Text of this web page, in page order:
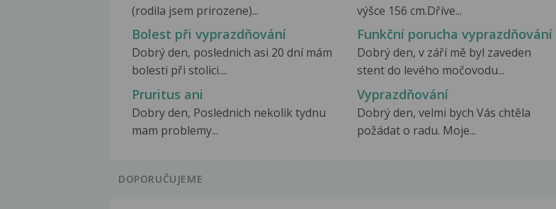
(rodila jsem prirozene)...
výšce 156 cm.Dříve...
Bolest při vyprazdňování
Dobrý den, poslednich asi 20 dní mám
bolesti při stolici....
Funkční porucha vyprazdňování
Dobrý den, v září mě byl zaveden
stent do levého močovodu...
Pruritus ani
Dobry den, Poslednich nekolik tydnu
mam problemy...
Vyprazdňování
Dobrý den, velmi bych Vás chtěla
požádat o radu. Moje...
DOPORUČUJEME